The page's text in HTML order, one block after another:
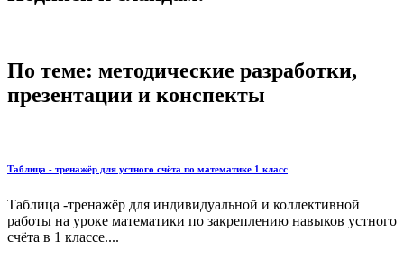
По теме: методические разработки,
презентации и конспекты
Таблица - тренажёр для устного счёта по математике 1 класс
Таблица -тренажёр для индивидуальной и коллективной
работы на уроке математики по закреплению навыков устного
счёта в 1 классе....